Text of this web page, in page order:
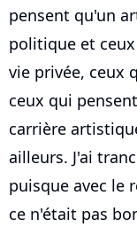
pensent qu'un
politique et
vie privée, ceux
ceux qui
carrière
ailleurs. J'ai
puisque avec le
ce n'était pas